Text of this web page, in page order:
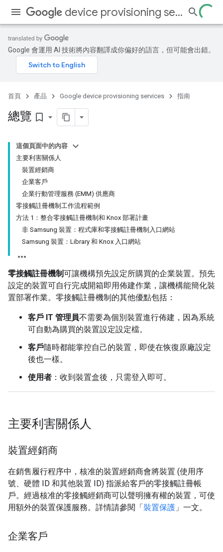
device provisioning services
Google 會運用 AI 技術將內容翻譯成你偏好的語言，但可能會出錯。
首頁 產品 Google device provisioning services 指南
總覽 bookmark_border
這個頁面中的內容
主要利害關係人
裝置經銷商
企業客戶
企業行動管理服務 (EMM) 供應商
零接觸註冊機制工作流程範例
方法 1：整合零接觸註冊機制和 Knox 部署計畫
非 Samsung 裝置：程式庫和零接觸註冊機制入口網站
Samsung 裝置：Library 和 Knox 入口網站
零接觸註冊機制可讓機構預先設定所購買的企業裝置。預先
設定的裝置可自行完成開箱即用佈建作業，讓機構能簡化裝
置部署作業。零接觸註冊機制的其他優點包括：
客戶 IT 管理員不需要為個別裝置進行佈建，因為系統
可自動為購買的裝置設定設定檔。
客戶隨時都能掌控自己的裝置，即使在恢復原廠設定
後也一樣。
使用者 ：收到裝置盒後，只需登入即可。
主要利害關係人
裝置經銷商
在銷售履行程序中，核准的裝置經銷商會將裝置 (使用序
號、硬體 ID 和其他裝置 ID) 指派給客戶的零接觸註冊帳
戶。經過核准的零接觸經銷商可以聲明擁有權的裝置，可使
用額外的裝置保護服務。詳情請參閱「裝置保護 」一文。
企業客戶